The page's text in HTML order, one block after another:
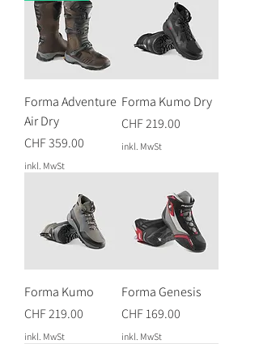
Forma Adventure
Air Dry
Preis
CHF 359.00
inkl. MwSt
Forma Kumo Dry
Preis
CHF 219.00
inkl. MwSt
Forma Kumo
Preis
CHF 219.00
inkl. MwSt
Forma Genesis
Preis
CHF 169.00
inkl. MwSt